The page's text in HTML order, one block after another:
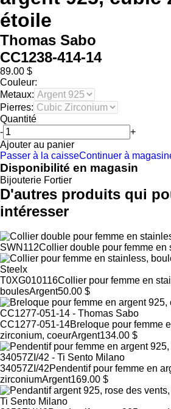
étoile
Thomas Sabo
CC1238-414-14
89.00 $
Couleur:
Metaux:
Pierres:
Quantité
-
+
Ajouter au panier
Passer à la caisseContinuer à
Disponibilité en magasin
Bijouterie Fortier
D'autres produits qui
intéresser
SWN112Collier double pour femme en
T0XG010116Collier pour femme en
boulesArgent50.00 $
CC1277-051-14Breloque pour femme
zirconium, coeurArgent134.00 $
34057ZI/42Pendentif pour femme en
zirconiumArgent169.00 $